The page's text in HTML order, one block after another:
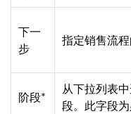
下一
步
指定销售流程
阶段*
从下拉列表
段。此字段为